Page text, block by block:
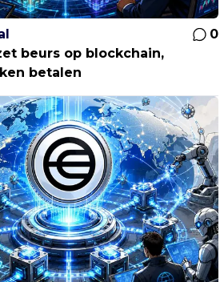
0
beurs op blockchain,
betalen